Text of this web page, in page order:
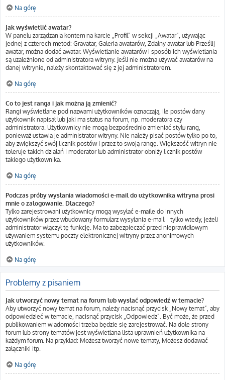
Na górę
Jak wyświetlić awatar?
W panelu zarządzania kontem na karcie „Profil” w sekcji „Awatar”, używając
jednej z czterech metod: Gravatar, Galeria awatarów, Zdalny awatar lub Prześlij
awatar, można dodać awatar. Wyświetlanie awatarów i sposób ich wyświetlania
są uzależnione od administratora witryny. Jeśli nie można używać awatarów na
danej witrynie, należy skontaktować się z jej administratorem.
Na górę
Co to jest ranga i jak można ją zmienić?
Rangi wyświetlane pod nazwami użytkowników oznaczają, ile postów dany
użytkownik napisał lub jaki ma status na forum, np. moderatora czy
administratora. Użytkownicy nie mogą bezpośrednio zmieniać stylu rang,
ponieważ ustawia je administrator witryny. Nie należy pisać postów tylko po to,
aby zwiększyć swój licznik postów i przez to swoją rangę. Większość witryn nie
toleruje takich działań i moderator lub administrator obniży licznik postów
takiego użytkownika.
Na górę
Podczas próby wysłania wiadomości e-mail do użytkownika witryna prosi
mnie o zalogowanie. Dlaczego?
Tylko zarejestrowani użytkownicy mogą wysyłać e-maile do innych
użytkowników przez wbudowany formularz wysyłania e-maili i tylko wtedy, jeżeli
administrator włączył tę funkcję. Ma to zabezpieczać przed nieprawidłowym
używaniem systemu poczty elektronicznej witryny przez anonimowych
użytkowników.
Na górę
Problemy z pisaniem
Jak utworzyć nowy temat na forum lub wysłać odpowiedź w temacie?
Aby utworzyć nowy temat na forum, należy nacisnąć przycisk „Nowy temat”, aby
odpowiedzieć w temacie, nacisnąć przycisk „Odpowiedz”. Być może, że przed
publikowaniem wiadomości trzeba będzie się zarejestrować. Na dole strony
forum lub strony tematów jest wyświetlana lista uprawnień użytkownika na
każdym forum. Na przykład: Możesz tworzyć nowe tematy, Możesz dodawać
załączniki itp.
Na górę